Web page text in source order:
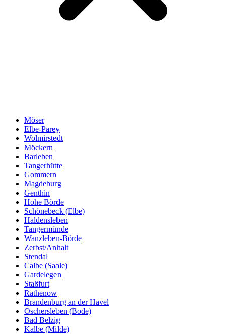
Möser
Elbe-Parey
Wolmirstedt
Möckern
Barleben
Tangerhütte
Gommern
Magdeburg
Genthin
Hohe Börde
Schönebeck (Elbe)
Haldensleben
Tangermünde
Wanzleben-Börde
Zerbst/Anhalt
Stendal
Calbe (Saale)
Gardelegen
Staßfurt
Rathenow
Brandenburg an der Havel
Oschersleben (Bode)
Bad Belzig
Kalbe (Milde)